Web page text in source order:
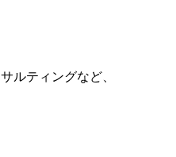
ルティングなど、